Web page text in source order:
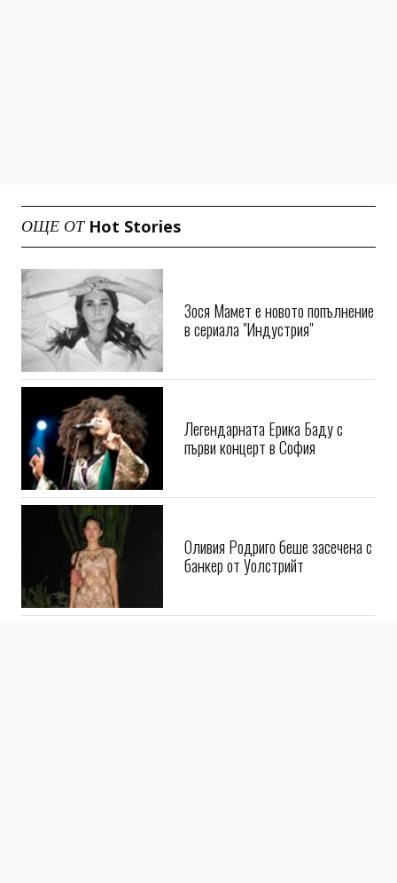
ОЩЕ ОТ Hot Stories
Зося Мамет е новото попълнение
в сериала "Индустрия"
Легендарната Ерика Баду с
първи концерт в София
Оливия Родриго беше засечена с
банкер от Уолстрийт